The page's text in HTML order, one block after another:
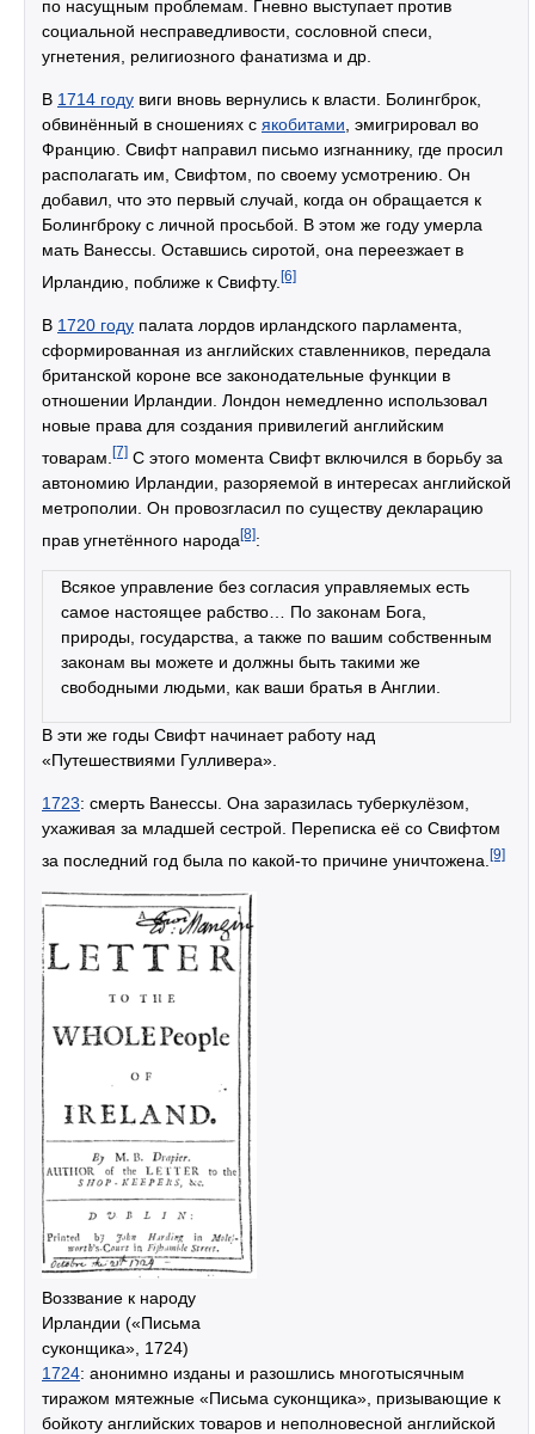
по насущным проблемам. Гневно выступает против
социальной несправедливости, сословной спеси,
угнетения, религиозного фанатизма и др.
В 1714 году виги вновь вернулись к власти. Болингброк,
обвинённый в сношениях с якобитами, эмигрировал во
Францию. Свифт направил письмо изгнаннику, где просил
располагать им, Свифтом, по своему усмотрению. Он
добавил, что это первый случай, когда он обращается к
Болингброку с личной просьбой. В этом же году умерла
мать Ванессы. Оставшись сиротой, она переезжает в
Ирландию, поближе к Свифту. [6]
В 1720 году палата лордов ирландского парламента,
сформированная из английских ставленников, передала
британской короне все законодательные функции в
отношении Ирландии. Лондон немедленно использовал
новые права для создания привилегий английским
товарам. [7] С этого момента Свифт включился в борьбу за
автономию Ирландии, разоряемой в интересах английской
метрополии. Он провозгласил по существу декларацию
прав угнетённого народа[8]:
Всякое управление без согласия управляемых есть
самое настоящее рабство… По законам Бога,
природы, государства, а также по вашим собственным
законам вы можете и должны быть такими же
свободными людьми, как ваши братья в Англии.
В эти же годы Свифт начинает работу над
«Путешествиями Гулливера».
1723: смерть Ванессы. Она заразилась туберкулёзом,
ухаживая за младшей сестрой. Переписка её со Свифтом
за последний год была по какой-то причине уничтожена. [9]
Воззвание к народу
Ирландии («Письма
суконщика», 1724)
1724: анонимно изданы и разошлись многотысячным
тиражом мятежные «Письма суконщика», призывающие к
бойкоту английских товаров и неполновесной английской